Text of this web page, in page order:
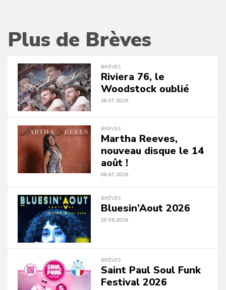
Plus de Brèves
BRÈVES
Riviera 76, le
Woodstock oublié
28.07.2026
BRÈVES
Martha Reeves,
nouveau disque le 14
août !
08.07.2026
BRÈVES
Bluesin’Aout 2026
29.06.2026
BRÈVES
Saint Paul Soul Funk
Festival 2026